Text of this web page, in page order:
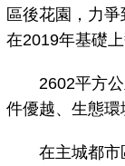
區後花園，力
在2019年基礎上
2602平方公
件優越、生態環
在主城都市區